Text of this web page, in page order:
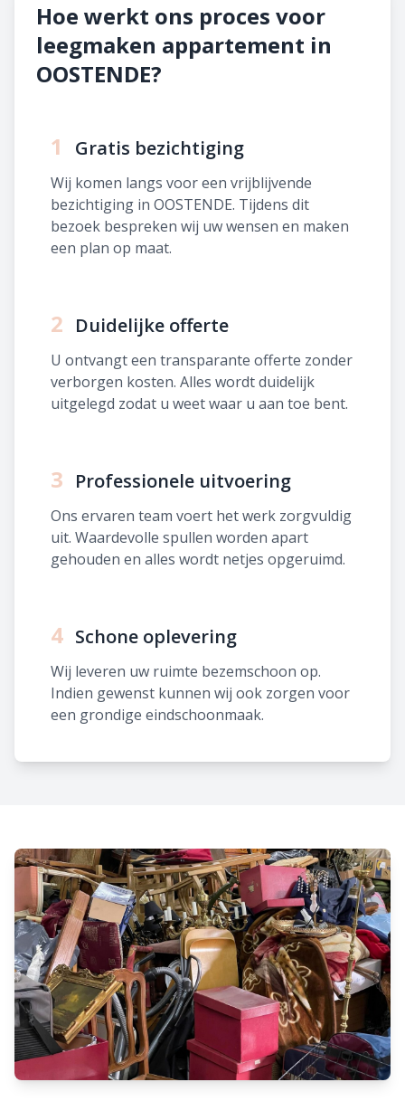
Hoe werkt ons proces voor
leegmaken appartement in
OOSTENDE?
1 Gratis bezichtiging
Wij komen langs voor een vrijblijvende
bezichtiging in OOSTENDE. Tijdens dit
bezoek bespreken wij uw wensen en maken
een plan op maat.
2 Duidelijke offerte
U ontvangt een transparante offerte zonder
verborgen kosten. Alles wordt duidelijk
uitgelegd zodat u weet waar u aan toe bent.
3 Professionele uitvoering
Ons ervaren team voert het werk zorgvuldig
uit. Waardevolle spullen worden apart
gehouden en alles wordt netjes opgeruimd.
4 Schone oplevering
Wij leveren uw ruimte bezemschoon op.
Indien gewenst kunnen wij ook zorgen voor
een grondige eindschoonmaak.